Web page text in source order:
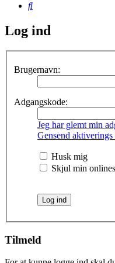
Søg
Log ind
Brugernavn:
Adgangskode:
Jeg har glemt min
Gensend aktiverings
Husk mig
Skjul min
Tilmeld